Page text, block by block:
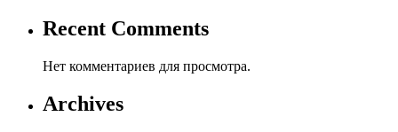
Recent Comments
Нет комментариев для просмотра.
Archives